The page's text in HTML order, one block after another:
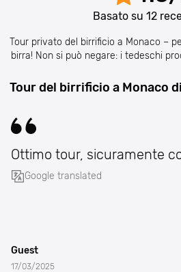
Basato su 12
Tour privato del birrificio a Monaco –
birra! Non si può negare: i tedeschi
Tour del birrificio a Monaco
Ottimo tour, sicuramente
Google translated
Guest
17/03/2025